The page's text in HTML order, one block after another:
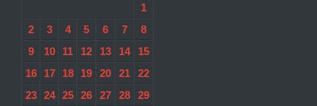
1
2
3 4 5 6 7
8
9
10 11 12 13 14
15
16
17 18 19 20 21
22
23
24 25 26 27 28
29